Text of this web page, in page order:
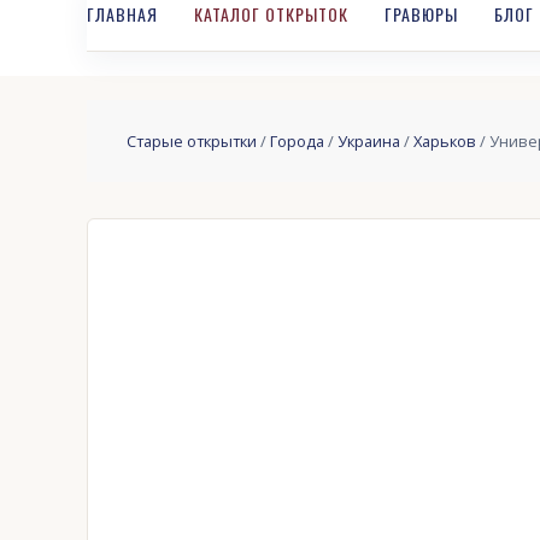
ГЛАВНАЯ КАТАЛОГ ОТКРЫТОК ГРАВЮРЫ БЛОГ
Старые открытки /Города /Украина /Харьков /